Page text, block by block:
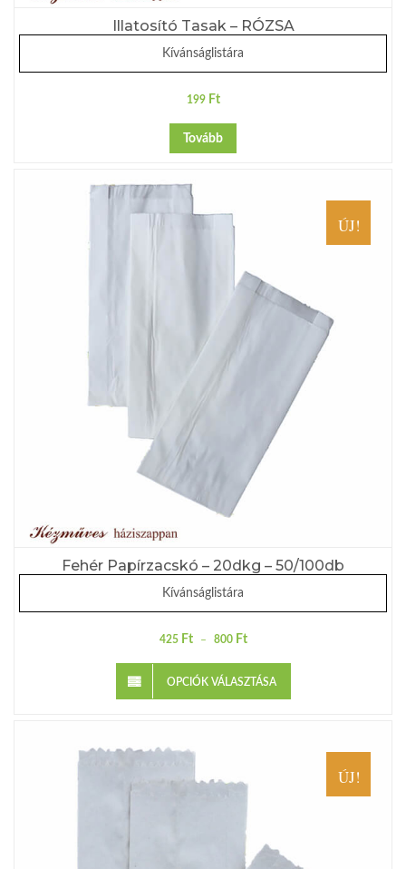
Illatosító Tasak – RÓZSA
Kívánságlistára
199 Ft
Tovább
ÚJ!
Fehér Papírzacskó – 20dkg – 50/100db
Kívánságlistára
425 Ft – 800 Ft
OPCIÓK VÁLASZTÁSA
ÚJ!